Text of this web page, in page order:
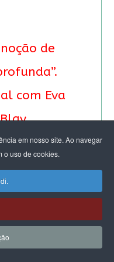
em nosso site. Ao navegar
o uso de cookies.
de
com Eva